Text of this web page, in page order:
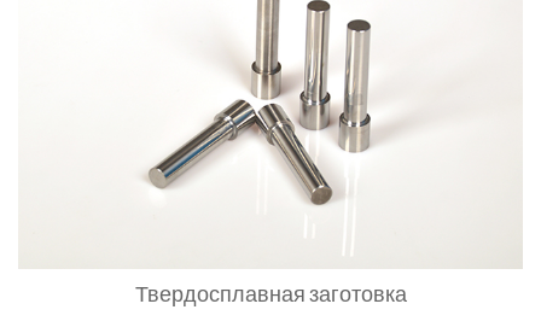
Твердосплавная заготовка